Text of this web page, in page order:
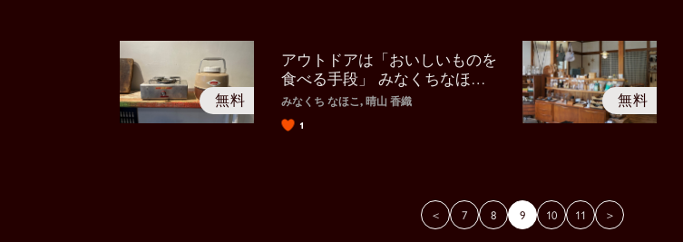
アウトドアは「おいしいものを
食べる手段」 みなくちなほこ
さん
みなくち なほこ, 晴山 香織
1
＜ 7 8 9 10 11 ＞